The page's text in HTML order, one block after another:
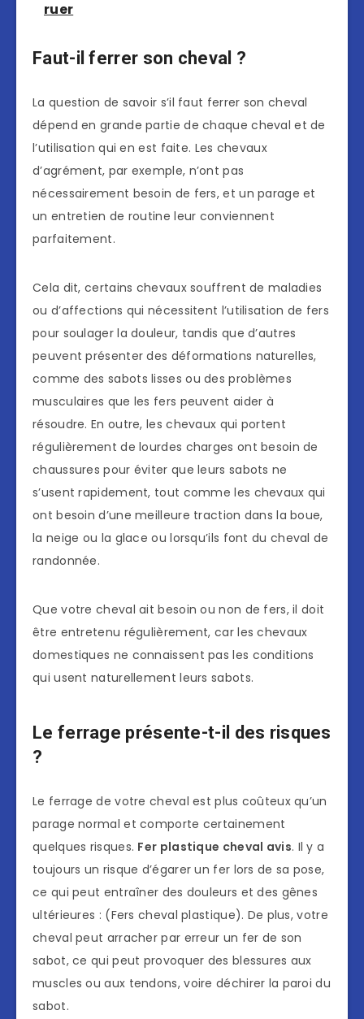
ruer
Faut-il ferrer son cheval ?
La question de savoir s’il faut ferrer son cheval
dépend en grande partie de chaque cheval et de
l’utilisation qui en est faite. Les chevaux
d’agrément, par exemple, n’ont pas
nécessairement besoin de fers, et un parage et
un entretien de routine leur conviennent
parfaitement.
Cela dit, certains chevaux souffrent de maladies
ou d’affections qui nécessitent l’utilisation de fers
pour soulager la douleur, tandis que d’autres
peuvent présenter des déformations naturelles,
comme des sabots lisses ou des problèmes
musculaires que les fers peuvent aider à
résoudre. En outre, les chevaux qui portent
régulièrement de lourdes charges ont besoin de
chaussures pour éviter que leurs sabots ne
s’usent rapidement, tout comme les chevaux qui
ont besoin d’une meilleure traction dans la boue,
la neige ou la glace ou lorsqu’ils font du cheval de
randonnée.
Que votre cheval ait besoin ou non de fers, il doit
être entretenu régulièrement, car les chevaux
domestiques ne connaissent pas les conditions
qui usent naturellement leurs sabots.
Le ferrage présente-t-il des risques
?
Le ferrage de votre cheval est plus coûteux qu’un
parage normal et comporte certainement
quelques risques. Fer plastique cheval avis. Il y a
toujours un risque d’égarer un fer lors de sa pose,
ce qui peut entraîner des douleurs et des gênes
ultérieures : (Fers cheval plastique). De plus, votre
cheval peut arracher par erreur un fer de son
sabot, ce qui peut provoquer des blessures aux
muscles ou aux tendons, voire déchirer la paroi du
sabot.